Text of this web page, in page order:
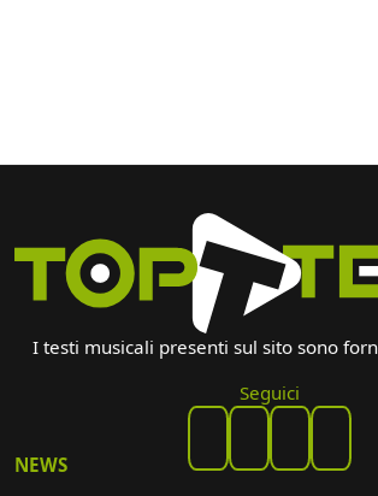
I testi musicali presenti sul sito sono
Seguici
NEWS